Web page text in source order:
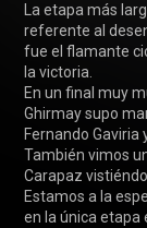
La etapa más
referente al
fue el flamante
la victoria.
En un final muy
Ghirmay supo
Fernando Gaviria
También vimos
Carapaz
Estamos a la
en la única etapa